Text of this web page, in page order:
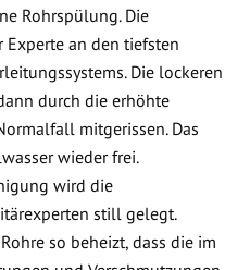
Rohrspülung. Die
an den tiefsten
Die lockeren
durch die erhöhte
mitgerissen. Das
wieder frei.
wird die
still gelegt.
so beheizt, dass die im